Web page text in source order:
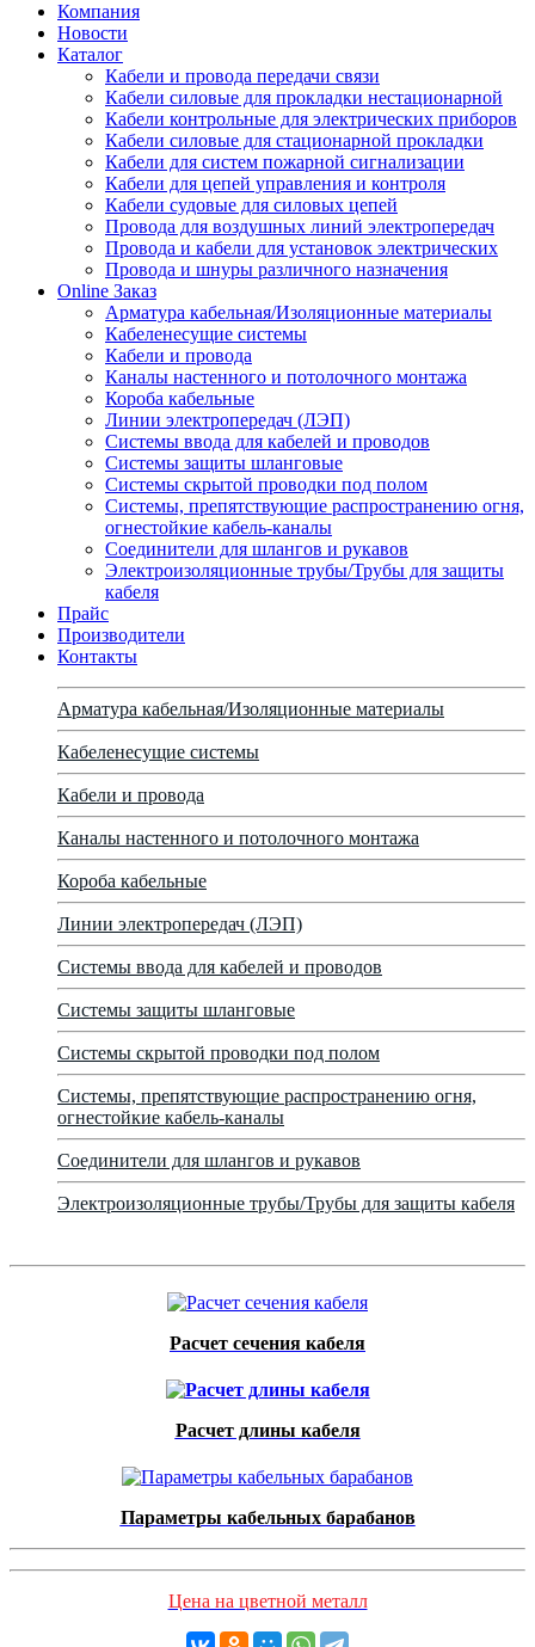
Компания
Новости
Каталог
Кабели и провода передачи связи
Кабели силовые для прокладки нестационарной
Кабели контрольные для электрических приборов
Кабели силовые для стационарной прокладки
Кабели для систем пожарной сигнализации
Кабели для цепей управления и контроля
Кабели судовые для силовых цепей
Провода для воздушных линий электропередач
Провода и кабели для установок электрических
Провода и шнуры различного назначения
Online Заказ
Арматура кабельная/Изоляционные материалы
Кабеленесущие системы
Кабели и провода
Каналы настенного и потолочного монтажа
Короба кабельные
Линии электропередач (ЛЭП)
Системы ввода для кабелей и проводов
Системы защиты шланговые
Системы скрытой проводки под полом
Системы, препятствующие распространению огня,
огнестойкие кабель-каналы
Соединители для шлангов и рукавов
Электроизоляционные трубы/Трубы для защиты
кабеля
Прайс
Производители
Контакты
Арматура кабельная/Изоляционные материалы
Кабеленесущие системы
Кабели и провода
Каналы настенного и потолочного монтажа
Короба кабельные
Линии электропередач (ЛЭП)
Системы ввода для кабелей и проводов
Системы защиты шланговые
Системы скрытой проводки под полом
Системы, препятствующие распространению огня,
огнестойкие кабель-каналы
Соединители для шлангов и рукавов
Электроизоляционные трубы/Трубы для защиты кабеля
Расчет сечения кабеля
Расчет длины кабеля
Параметры кабельных барабанов
Цена на цветной металл